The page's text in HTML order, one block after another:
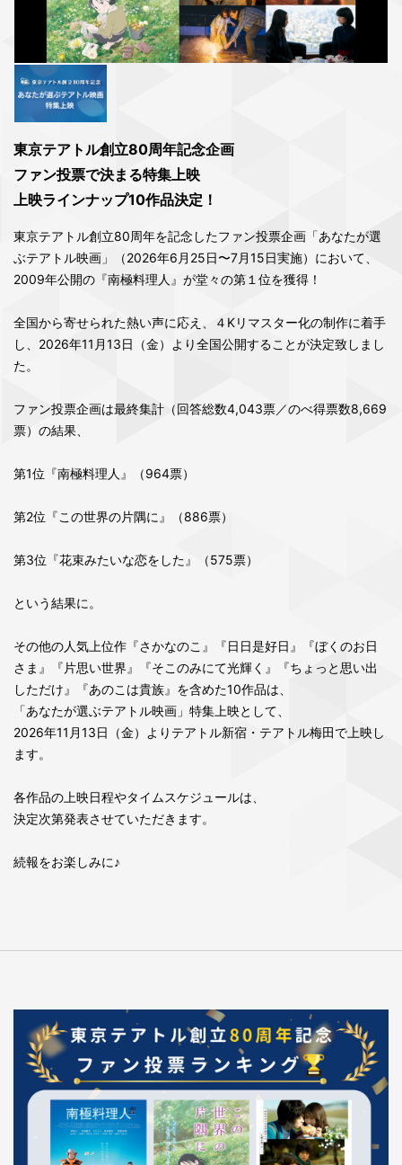
東京テアトル創立80周年記念企画
ファン投票で決まる特集上映
上映ラインナップ10作品決定！
東京テアトル創立80周年を記念したファン投票企画「あなたが選
ぶテアトル映画」（2026年6月25日〜7月15日実施）において、
2009年公開の『南極料理人』が堂々の第１位を獲得！
全国から寄せられた熱い声に応え、４Kリマスター化の制作に着手
し、2026年11⽉13⽇（⾦）より全国公開することが決定致しまし
た。
ファン投票企画は最終集計（回答総数4,043票／のべ得票数8,669
票）の結果、
第1位『南極料理人』（964票）
第2位『この世界の片隅に』（886票）
第3位『花束みたいな恋をした』（575票）
という結果に。
その他の人気上位作『さかなのこ』『日日是好日』『ぼくのお日
さま』『片思い世界』『そこのみにて光輝く』『ちょっと思い出
しただけ』『あのこは貴族』を含めた10作品は、
「あなたが選ぶテアトル映画」特集上映として、
2026年11月13日（金）よりテアトル新宿・テアトル梅田で上映し
ます。
各作品の上映日程やタイムスケジュールは、
決定次第発表させていただきます。
続報をお楽しみに♪